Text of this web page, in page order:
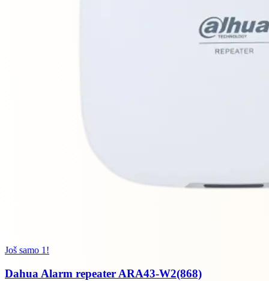
Još samo 1!
Dahua Alarm repeater ARA43-W2(868)